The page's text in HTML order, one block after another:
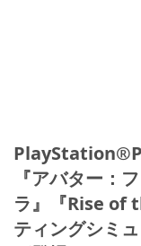
『アバター：
ラ』『Rise of
ティングシミ